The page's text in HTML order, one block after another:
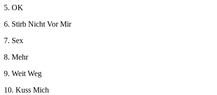
5. OK
6. Stirb Nicht Vor Mir
7. Sex
8. Mehr
9. Weit Weg
10. Kuss Mich